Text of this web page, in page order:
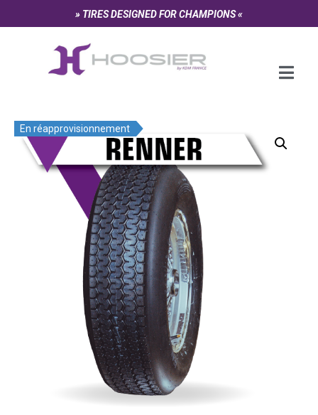
» TIRES DESIGNED FOR CHAMPIONS «
En réapprovisionnement